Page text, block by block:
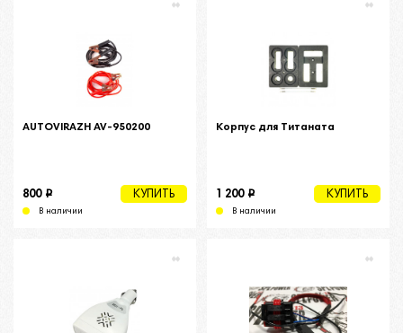
AUTOVIRAZH AV-950200
800 i КУПИТЬ
В наличии
Корпус для Титаната
1 200 i КУПИТЬ
В наличии